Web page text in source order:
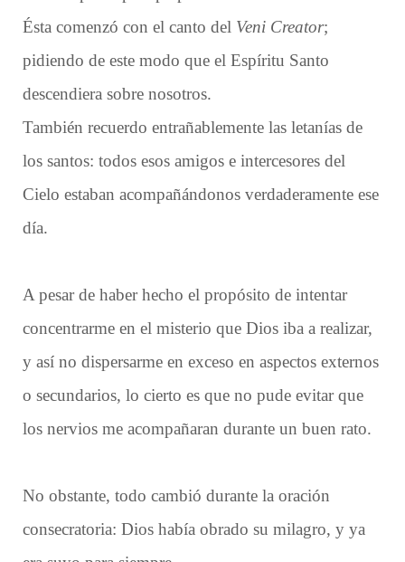
Ésta comenzó con el canto del Veni Creator;
pidiendo de este modo que el Espíritu Santo
descendiera sobre nosotros.
También recuerdo entrañablemente las letanías de
los santos: todos esos amigos e intercesores del
Cielo estaban acompañándonos verdaderamente ese
día.
A pesar de haber hecho el propósito de intentar
concentrarme en el misterio que Dios iba a realizar,
y así no dispersarme en exceso en aspectos externos
o secundarios, lo cierto es que no pude evitar que
los nervios me acompañaran durante un buen rato.
No obstante, todo cambió durante la oración
consecratoria: Dios había obrado su milagro, y ya